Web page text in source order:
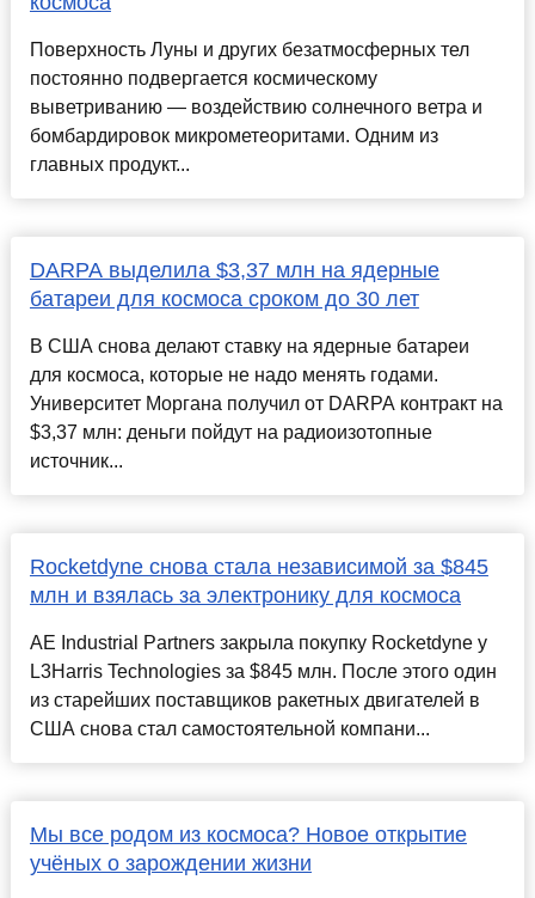
Поверхность Луны и других безатмосферных тел
постоянно подвергается космическому
выветриванию — воздействию солнечного ветра и
бомбардировок микрометеоритами. Одним из
главных продукт...
DARPA выделила $3,37 млн на ядерные
батареи для космоса сроком до 30 лет
В США снова делают ставку на ядерные батареи
для космоса, которые не надо менять годами.
Университет Моргана получил от DARPA контракт на
$3,37 млн: деньги пойдут на радиоизотопные
источник...
Rocketdyne снова стала независимой за $845
млн и взялась за электронику для космоса
AE Industrial Partners закрыла покупку Rocketdyne у
L3Harris Technologies за $845 млн. После этого один
из старейших поставщиков ракетных двигателей в
США снова стал самостоятельной компани...
Мы все родом из космоса? Новое открытие
учёных о зарождении жизни